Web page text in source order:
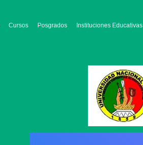
Cursos Posgrados Instituciones Educativas